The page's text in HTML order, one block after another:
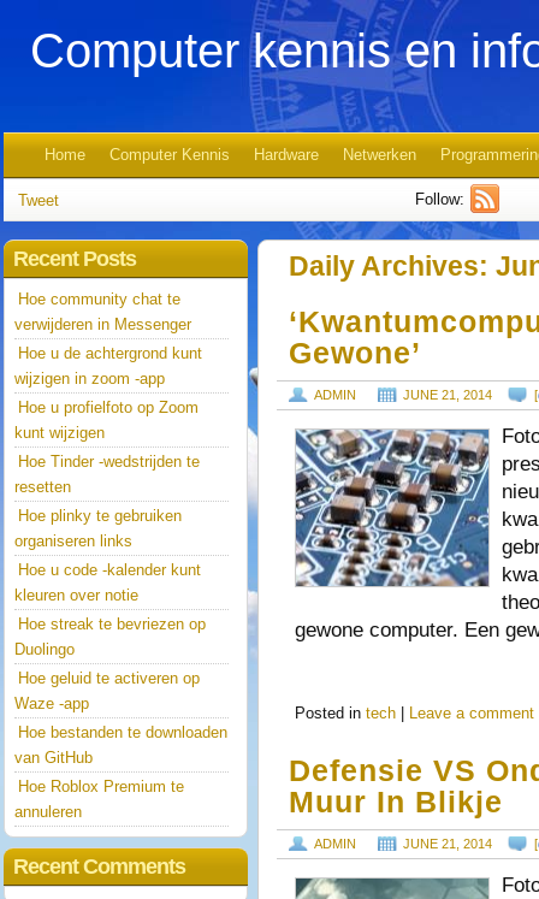
Computer kennis en
Home Computer Kennis Hardware Netwerken
Tweet Follow:
Daily Archives:
Gewone’
ADMIN JUNE 21, 2014 [
gewone computer. Een
Posted in tech Leave a comment
Defensie VS
Muur In Blikje
ADMIN JUNE 21, 2014 [
Recent Posts
Hoe community chat te
verwijderen in Messenger
Hoe u de achtergrond kunt
wijzigen in zoom -app
Hoe u profielfoto op Zoom
kunt wijzigen
Hoe Tinder -wedstrijden te
resetten
Hoe plinky te gebruiken
organiseren links
Hoe u code -kalender kunt
kleuren over notie
Hoe streak te bevriezen op
Duolingo
Hoe geluid te activeren op
Waze -app
Hoe bestanden te downloaden
van GitHub
Hoe Roblox Premium te
annuleren
Recent Comments